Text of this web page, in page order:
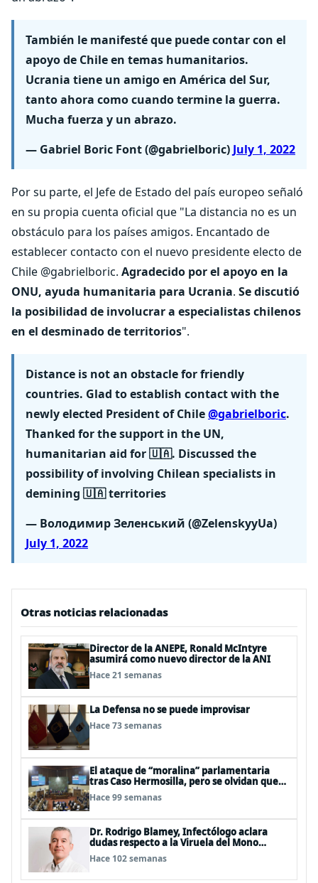
También le manifesté que puede contar con el
apoyo de Chile en temas humanitarios.
Ucrania tiene un amigo en América del Sur,
tanto ahora como cuando termine la guerra.
Mucha fuerza y un abrazo.
— Gabriel Boric Font (@gabrielboric) July 1, 2022
Por su parte, el Jefe de Estado del país europeo señaló
en su propia cuenta oficial que "La distancia no es un
obstáculo para los países amigos. Encantado de
establecer contacto con el nuevo presidente electo de
Chile @gabrielboric. Agradecido por el apoyo en la
ONU, ayuda humanitaria para Ucrania. Se discutió
la posibilidad de involucrar a especialistas chilenos
en el desminado de territorios".
Distance is not an obstacle for friendly
countries. Glad to establish contact with the
newly elected President of Chile@gabrielboric.
Thanked for the support in the UN,
humanitarian aid for 🇺🇦. Discussed the
possibility of involving Chilean specialists in
demining 🇺🇦 territories
— Володимир Зеленський (@ZelenskyyUa)
July 1, 2022
Otras noticias relacionadas
Director de la ANEPE, Ronald McIntyre
asumirá como nuevo director de la ANI
Hace 21 semanas
La Defensa no se puede improvisar
Hace 73 semanas
El ataque de “moralina” parlamentaria
tras Caso Hermosilla, pero se olvidan que
son los peor evaluados
Hace 99 semanas
Dr. Rodrigo Blamey, Infectólogo aclara
dudas respecto a la Viruela del Mono
(MPOX)
Hace 102 semanas